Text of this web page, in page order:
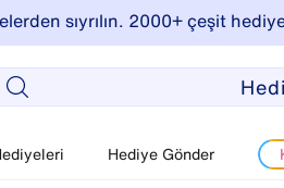
sıyrılın. 2000+ çeşit
Hediye Gönder